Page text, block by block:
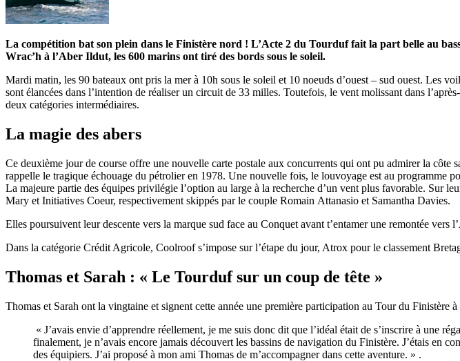
13Fév
Class40,
4 classes,
13 février
La compétition bat son plein dans le Finistère nord ! L’Acte 2 du Tourduf fait la part belle au
Wrac’h à l’Aber Ildut, les 600 marins ont tiré des bords sous le soleil.
Mardi matin, les 90 bateaux ont pris la mer à 10h sous le soleil et 10 noeuds d’ouest – sud ouest. Les
sont élancées dans l’intention de réaliser un circuit de 33 milles. Toutefois, le vent molissant dans
deux catégories intermédiaires.
La magie des abers
Ce deuxième jour de course offre une nouvelle carte postale aux concurrents qui ont pu admirer la côte
rappelle le tragique échouage du pétrolier en 1978. Une nouvelle fois, le louvoyage est au programme
La majeure partie des équipes privilégie l’option au large à la recherche d’un vent plus favorable. Sur
Mary et Initiatives Coeur, respectivement skippés par le couple Romain Attanasio et Samantha Davies.
Elles poursuivent leur descente vers la marque sud face au Conquet avant t’entamer une remontée
Dans la catégorie Crédit Agricole, Coolroof s’impose sur l’étape du jour, Atrox pour le classement
Thomas et Sarah : « Le Tourduf sur un coup de tête »
Thomas et Sarah ont la vingtaine et signent cette année une première participation au Tour du
« J’avais envie d’apprendre réellement, je me suis donc dit que l’idéal était de s’inscrire à une
finalement, je n’avais encore jamais découvert les bassins de navigation du Finistère. J’étais en
des équipiers. J’ai proposé à mon ami Thomas de m’accompagner dans cette aventure. » .